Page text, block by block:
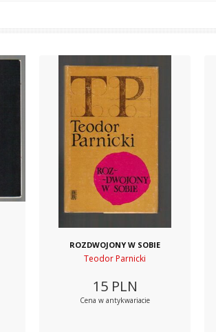
ROZDWOJONY W SOBIE
Teodor Parnicki
15 PLN
Cena w antykwariacie